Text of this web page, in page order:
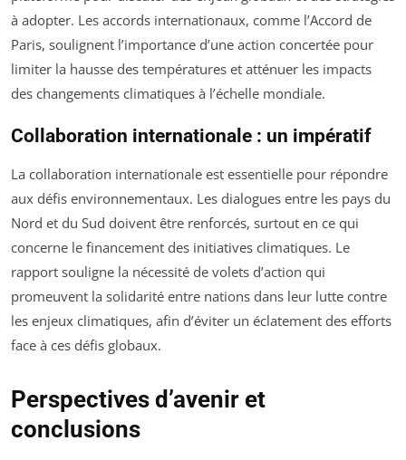
à adopter. Les accords internationaux, comme l’Accord de
Paris, soulignent l’importance d’une action concertée pour
limiter la hausse des températures et atténuer les impacts
des changements climatiques à l’échelle mondiale.
Collaboration internationale : un impératif
La collaboration internationale est essentielle pour répondre
aux défis environnementaux. Les dialogues entre les pays du
Nord et du Sud doivent être renforcés, surtout en ce qui
concerne le financement des initiatives climatiques. Le
rapport souligne la nécessité de volets d’action qui
promeuvent la solidarité entre nations dans leur lutte contre
les enjeux climatiques, afin d’éviter un éclatement des efforts
face à ces défis globaux.
Perspectives d’avenir et
conclusions